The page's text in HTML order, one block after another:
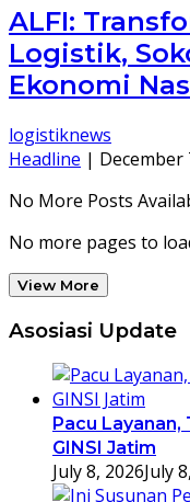
ALFI:
Logistik,
Ekonomi
logistiknews
Headline | December
No More Posts
No more pages to
View More
Asosiasi Update
Pacu
GINSI Jatim
July 8, 2026July